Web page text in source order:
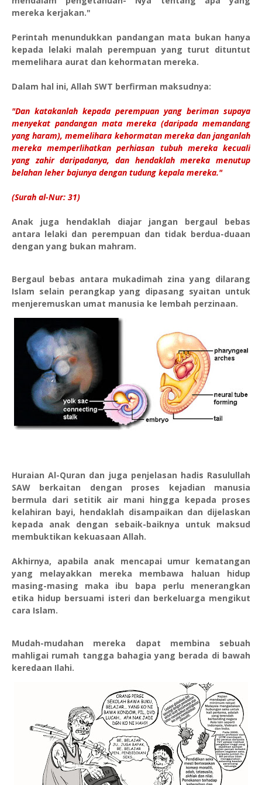
mereka kerjakan."
Perintah menundukkan pandangan mata bukan hanya
kepada lelaki malah perempuan yang turut dituntut
memelihara aurat dan kehormatan mereka.
Dalam hal ini, Allah SWT berfirman maksudnya:
"Dan katakanlah kepada perempuan yang beriman supaya
menyekat pandangan mata mereka (daripada memandang
yang haram), memelihara kehormatan mereka dan janganlah
mereka memperlihatkan perhiasan tubuh mereka kecuali
yang zahir daripadanya, dan hendaklah mereka menutup
belahan leher bajunya dengan tudung kepala mereka."
(Surah al-Nur: 31)
Anak juga hendaklah diajar jangan bergaul bebas
antara lelaki dan perempuan dan tidak berdua-duaan
dengan yang bukan mahram.
Bergaul bebas antara mukadimah zina yang dilarang
Islam selain perangkap yang dipasang syaitan untuk
menjeremuskan umat manusia ke lembah perzinaan.
Huraian Al-Quran dan juga penjelasan hadis Rasulullah
SAW berkaitan dengan proses kejadian manusia
bermula dari setitik air mani hingga kepada proses
kelahiran bayi, hendaklah disampaikan dan dijelaskan
kepada anak dengan sebaik-baiknya untuk maksud
membuktikan kekuasaan Allah.
Akhirnya, apabila anak mencapai umur kematangan
yang melayakkan mereka membawa haluan hidup
masing-masing maka ibu bapa perlu menerangkan
etika hidup bersuami isteri dan berkeluarga mengikut
cara Islam.
Mudah-mudahan mereka dapat membina sebuah
mahligai rumah tangga bahagia yang berada di bawah
keredaan Ilahi.